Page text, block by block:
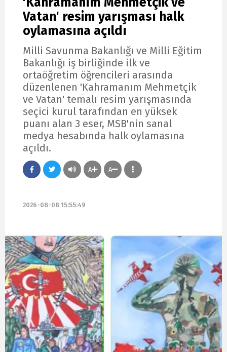
Vatan' resim yarışması halk
oylamasına açıldı
Milli Savunma Bakanlığı ve Milli Eğitim
Bakanlığı iş birliğinde ilk ve
ortaöğretim öğrencileri arasında
düzenlenen 'Kahramanım Mehmetçik
ve Vatan' temalı resim yarışmasında
seçici kurul tarafından en yüksek
puanı alan 3 eser, MSB'nin sanal
medya hesabında halk oylamasına
açıldı.
A A
2026-08-08 15:55:49